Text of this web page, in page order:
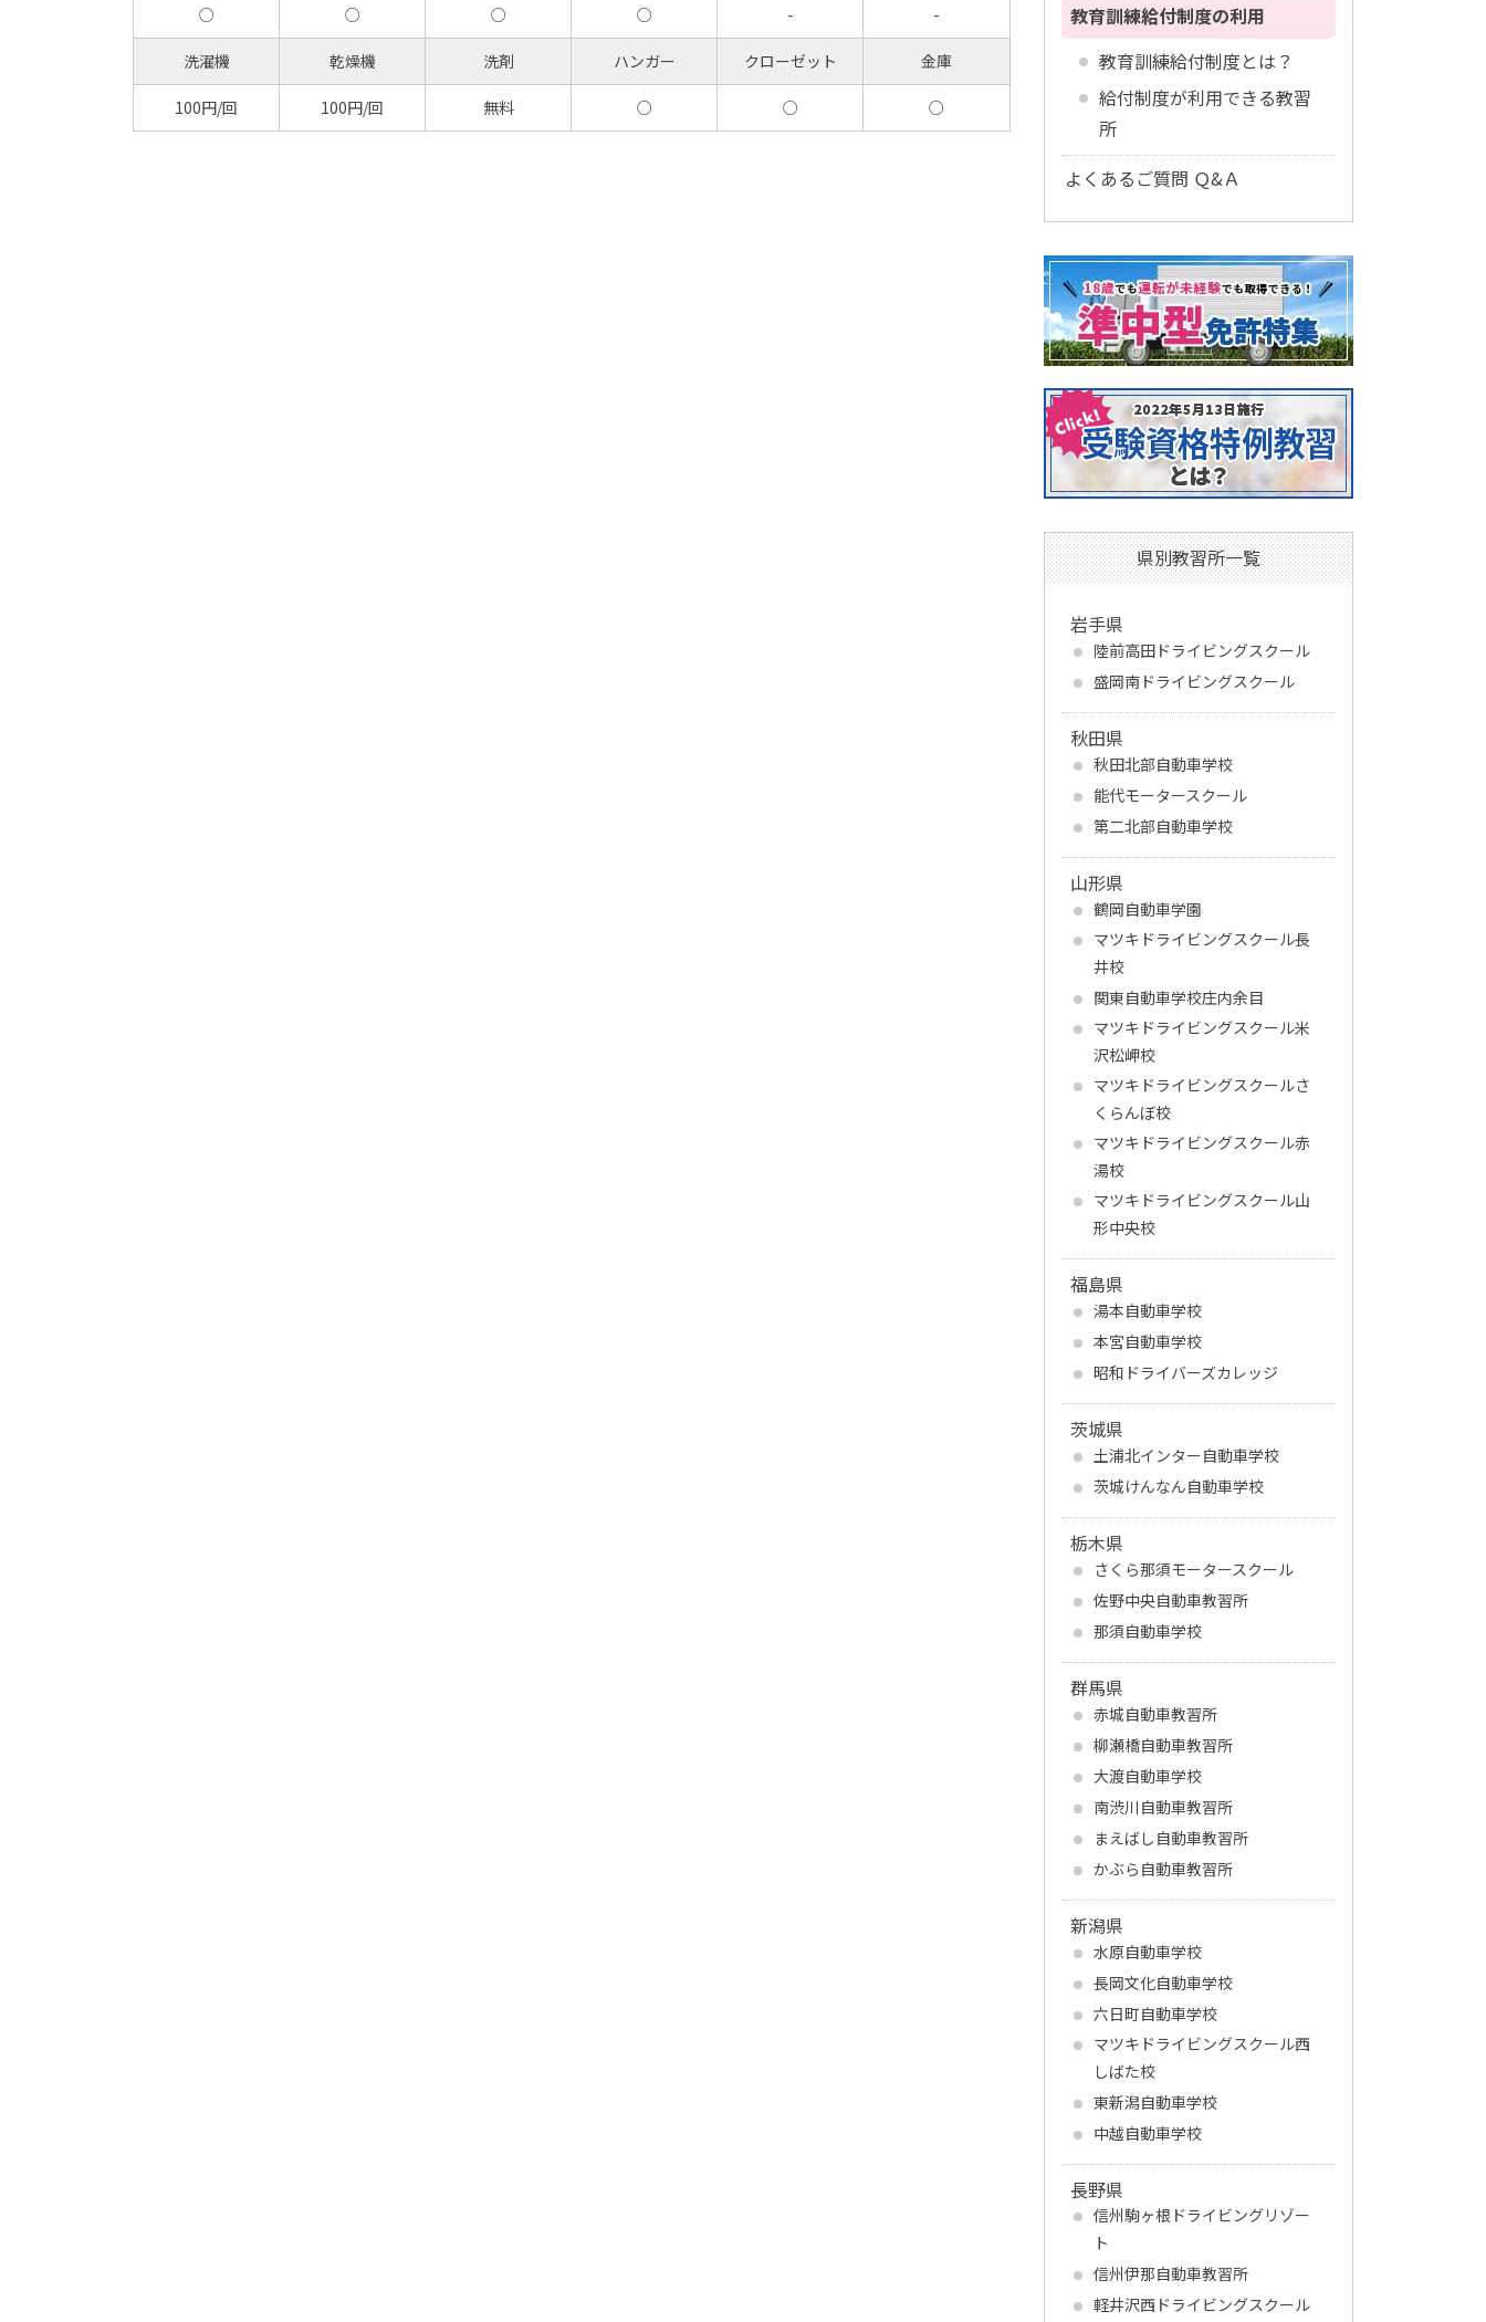
○ ○ ○ ○ - -
洗濯機 乾燥機 洗剤 ハンガー クローゼット 金庫
100円/回 100円/回 無料 ○ ○ ○
教育訓練給付制度の利用
教育訓練給付制度とは？
給付制度が利用できる教習
所
よくあるご質問 Ｑ&Ａ
県別教習所一覧
岩手県
陸前高田ドライビングスクール
盛岡南ドライビングスクール
秋田県
秋田北部自動車学校
能代モータースクール
第二北部自動車学校
山形県
鶴岡自動車学園
マツキドライビングスクール長
井校
関東自動車学校庄内余目
マツキドライビングスクール米
沢松岬校
マツキドライビングスクールさ
くらんぼ校
マツキドライビングスクール赤
湯校
マツキドライビングスクール山
形中央校
福島県
湯本自動車学校
本宮自動車学校
昭和ドライバーズカレッジ
茨城県
土浦北インター自動車学校
茨城けんなん自動車学校
栃木県
さくら那須モータースクール
佐野中央自動車教習所
那須自動車学校
群馬県
赤城自動車教習所
柳瀬橋自動車教習所
大渡自動車学校
南渋川自動車教習所
まえばし自動車教習所
かぶら自動車教習所
新潟県
水原自動車学校
長岡文化自動車学校
六日町自動車学校
マツキドライビングスクール西
しばた校
東新潟自動車学校
中越自動車学校
長野県
信州駒ヶ根ドライビングリゾー
ト
信州伊那自動車教習所
軽井沢西ドライビングスクール